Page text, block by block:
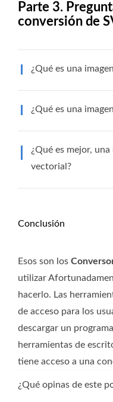
Parte 3.
conversión de
¿Qué es una
¿Qué es una
¿Qué es mejor,
vectorial?
Conclusión
Esos son los
utilizar
hacerlo. Las
de acceso para los
descargar un
herramientas de
tiene acceso a una
¿Qué opinas de este